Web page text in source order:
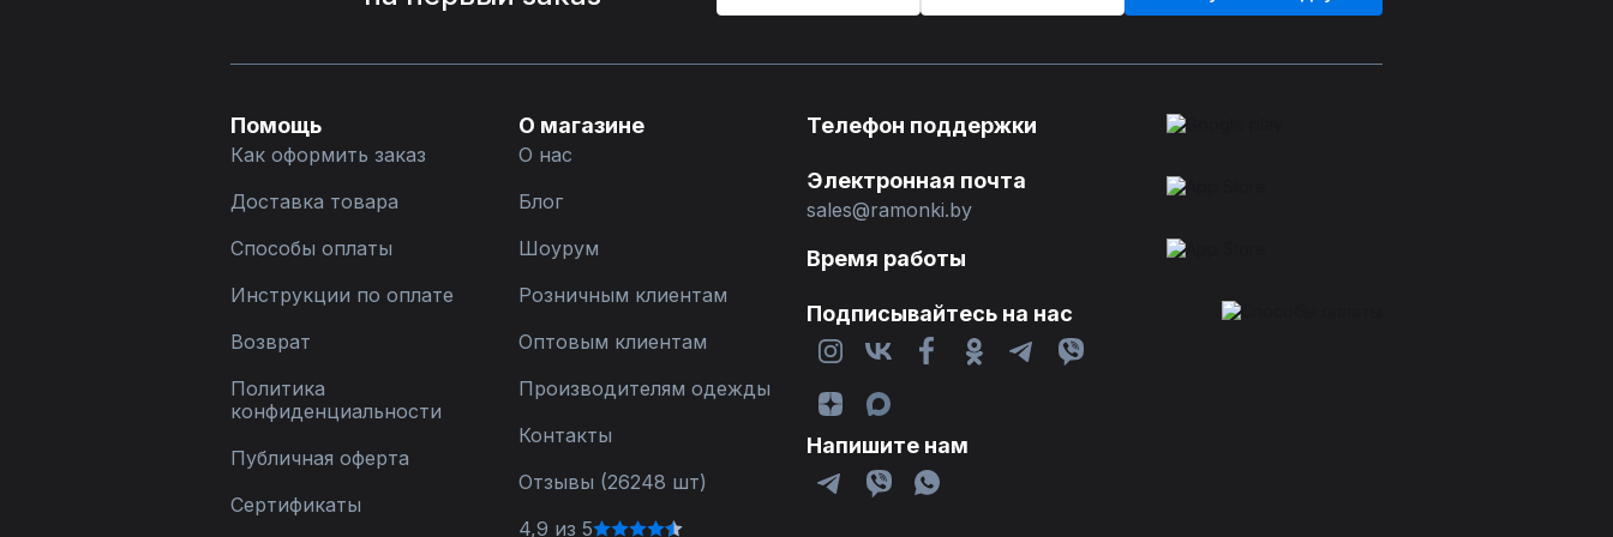
Помощь
Как оформить заказ
Доставка товара
Способы оплаты
Инструкции по оплате
Возврат
Политика
конфиденциальности
Публичная оферта
Сертификаты
О магазине
О нас
Блог
Шоурум
Розничным клиентам
Оптовым клиентам
Производителям одежды
Контакты
Отзывы (26248 шт)
4,9 из 5
Телефон поддержки
Электронная почта
sales@ramonki.by
Время работы
Подписывайтесь на нас
Напишите нам